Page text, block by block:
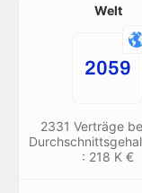
Welt
2059
2331 Verträge
: 218 K €